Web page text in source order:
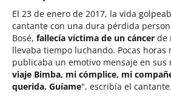
El 23 de enero de 2017, la vida
cantante con una dura pérdida
Bosé, fallecía víctima de un cáncer de
llevaba tiempo luchando. Pocas horas
publicaba un emotivo mensaje en sus
viaje Bimba, mi cómplice, mi
querida. Guíame", escribía el cantante.